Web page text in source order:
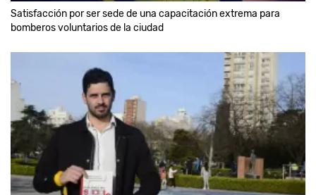
Satisfacción por ser sede de una capacitación extrema para
bomberos voluntarios de la ciudad